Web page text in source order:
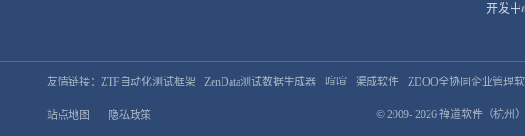
开发中
友情链接： ZTF自动化测试框架 ZenData测试数据生成器 喧喧 渠成软件 ZDOO全协同企业管理
站点地图 隐私政策 © 2009- 2026 禅道软件（杭州